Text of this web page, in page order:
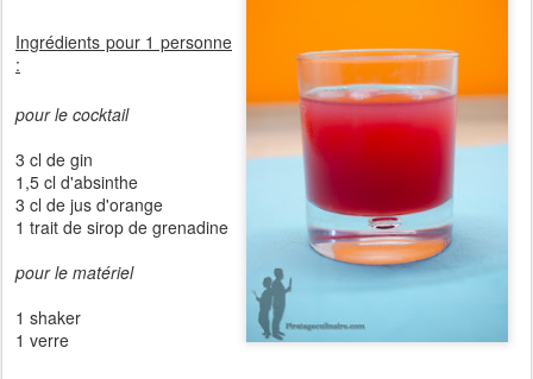
Ingrédients pour 1 personne
:
pour le cocktail
3 cl de gin
1,5 cl d'absinthe
3 cl de jus d'orange
1 trait de sirop de grenadine
pour le matériel
1 shaker
1 verre